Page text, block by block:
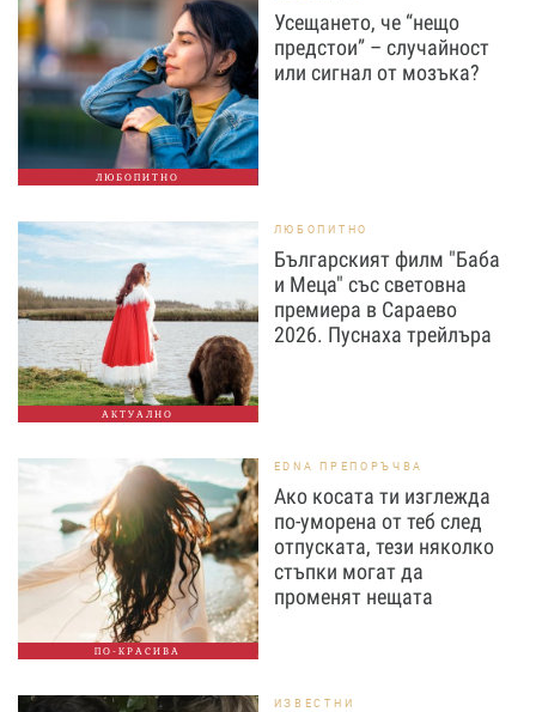
ЛЮБОПИТНО
Усещането, че “нещо
предстои” – случайност
или сигнал от мозъка?
АКТУАЛНО
ЛЮБОПИТНО
Българският филм "Баба
и Меца" със световна
премиера в Сараево
2026. Пуснаха трейлъра
ПО-КРАСИВА
EDNA ПРЕПОРЪЧВА
Ако косата ти изглежда
по-уморена от теб след
отпуската, тези няколко
стъпки могат да
променят нещата
ИЗВЕСТНИ